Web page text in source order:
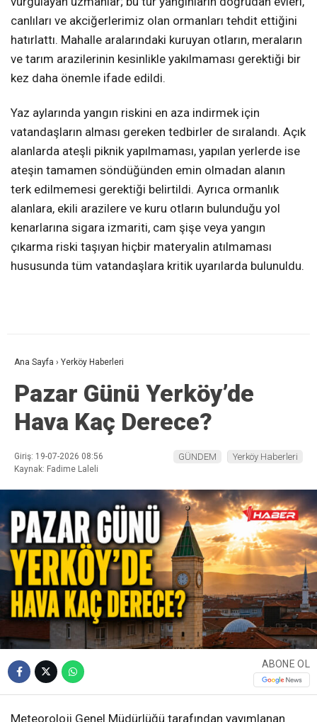
canlıları ve akciğerlerimiz olan ormanları tehdit ettiğini
hatırlattı. Mahalle aralarındaki kuruyan otların, meraların
ve tarım arazilerinin kesinlikle yakılmaması gerektiği bir
kez daha önemle ifade edildi.
Yaz aylarında yangın riskini en aza indirmek için
vatandaşların alması gereken tedbirler de sıralandı. Açık
alanlarda ateşli piknik yapılmaması, yapılan yerlerde ise
ateşin tamamen söndüğünden emin olmadan alanın
terk edilmemesi gerektiği belirtildi. Ayrıca ormanlık
alanlara, ekili arazilere ve kuru otların bulunduğu yol
kenarlarına sigara izmariti, cam şişe veya yangın
çıkarma riski taşıyan hiçbir materyalin atılmaması
hususunda tüm vatandaşlara kritik uyarılarda bulunuldu.
Ana Sayfa › Yerköy Haberleri
Pazar Günü Yerköy’de
Hava Kaç Derece?
Giriş: 19-07-2026 08:56
Kaynak: Fadime Laleli
GÜNDEM Yerköy Haberleri
ABONE OL
Meteoroloji Genel Müdürlüğü tarafından yayımlanan